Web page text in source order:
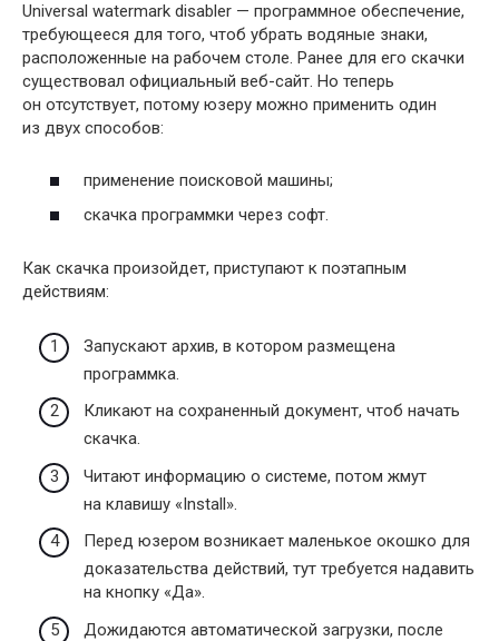
Universal watermark disabler — программное обеспечение,
требующееся для того, чтоб убрать водяные знаки,
расположенные на рабочем столе. Ранее для его скачки
существовал официальный веб-сайт. Но теперь
он отсутствует, потому юзеру можно применить один
из двух способов:
применение поисковой машины;
скачка программки через софт.
Как скачка произойдет, приступают к поэтапным
действиям:
Запускают архив, в котором размещена
программка.
Кликают на сохраненный документ, чтоб начать
скачка.
Читают информацию о системе, потом жмут
на клавишу «Install».
Перед юзером возникает маленькое окошко для
доказательства действий, тут требуется надавить
на кнопку «Да».
Дожидаются автоматической загрузки, после